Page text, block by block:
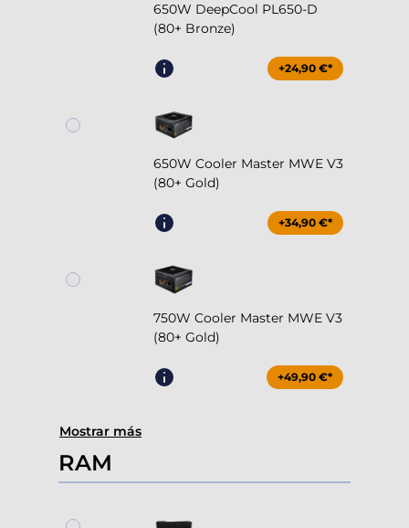
650W DeepCool PL650-D
(80+ Bronze)
+24,90 €*
650W Cooler Master MWE V3
(80+ Gold)
+34,90 €*
750W Cooler Master MWE V3
(80+ Gold)
+49,90 €*
Mostrar más
RAM